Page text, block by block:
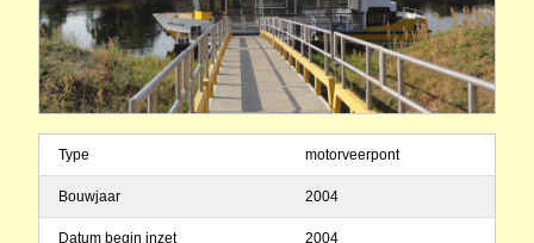
Type motorveerpont
Bouwjaar 2004
Datum begin inzet 2004